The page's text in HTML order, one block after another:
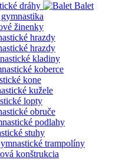
dráhy
Balet
žinenky
hrazdy
hrazdy
kladiny
koberce
kone
kužele
lopty
obruče
podlahy
stuhy
trampolíny
konštrukcia